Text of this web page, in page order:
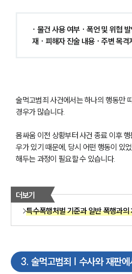
· 물건 사용 여부 · 폭언 및 위협
재 · 피해자 진술 내용 · 주변 목격
술먹고범죄 사건에서는 하나의 행동만
경우가 많습니다.
몸싸움 이전 상황부터 사건 종료 이후
우가 있기 때문에, 당시 어떤 행동이 있
해두는 과정이 필요할 수 있습니다.
더보기
특수폭행처벌 기준과 일반 폭행과의
3. 술먹고범죄 | 수사와 재판